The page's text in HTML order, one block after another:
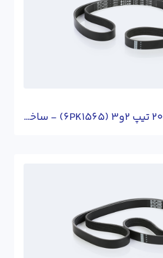
تسمه دینام پژو 206 تیپ 2و3 (6PK1565) - ساخت آلمان